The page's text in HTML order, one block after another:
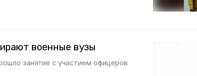
военные вузы
занятие с участием офицеров